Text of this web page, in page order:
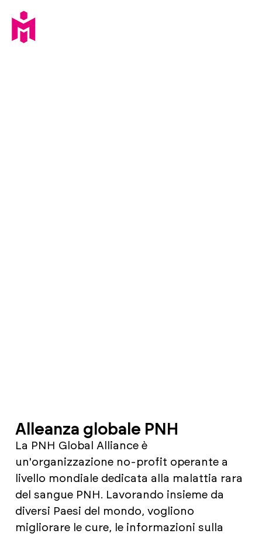
Alleanza globale PNH
La PNH Global Alliance è
un'organizzazione no-profit operante a
livello mondiale dedicata alla malattia rara
del sangue PNH. Lavorando insieme da
diversi Paesi del mondo, vogliono
migliorare le cure, le informazioni sulla